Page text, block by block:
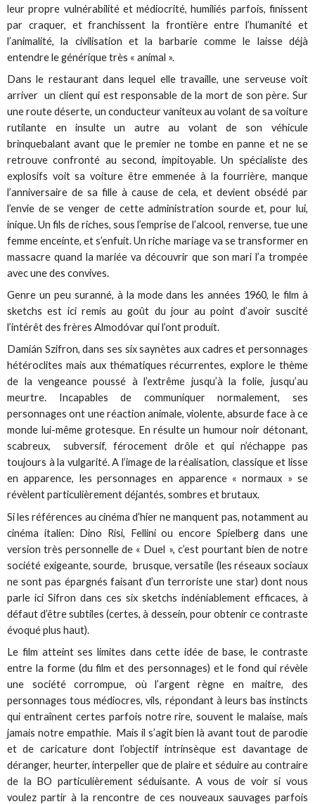
leur propre vulnérabilité et médiocrité, humiliés parfois, finissent
par craquer, et franchissent la frontière entre l’humanité et
l’animalité, la civilisation et la barbarie comme le laisse déjà
entendre le générique très « animal ».
Dans le restaurant dans lequel elle travaille, une serveuse voit
arriver un client qui est responsable de la mort de son père. Sur
une route déserte, un conducteur vaniteux au volant de sa voiture
rutilante en insulte un autre au volant de son véhicule
brinquebalant avant que le premier ne tombe en panne et ne se
retrouve confronté au second, impitoyable. Un spécialiste des
explosifs voit sa voiture être emmenée à la fourrière, manque
l’anniversaire de sa fille à cause de cela, et devient obsédé par
l’envie de se venger de cette administration sourde et, pour lui,
inique. Un fils de riches, sous l’emprise de l’alcool, renverse, tue une
femme enceinte, et s’enfuit. Un riche mariage va se transformer en
massacre quand la mariée va découvrir que son mari l’a trompée
avec une des convives.
Genre un peu suranné, à la mode dans les années 1960, le film à
sketchs est ici remis au goût du jour au point d’avoir suscité
l’intérêt des frères Almodóvar qui l’ont produit.
Damián Szifron, dans ses six saynètes aux cadres et personnages
hétéroclites mais aux thématiques récurrentes, explore le thème
de la vengeance poussé à l’extrême jusqu’à la folie, jusqu’au
meurtre. Incapables de communiquer normalement, ses
personnages ont une réaction animale, violente, absurde face à ce
monde lui-même grotesque. En résulte un humour noir détonant,
scabreux, subversif, férocement drôle et qui n’échappe pas
toujours à la vulgarité. A l’image de la réalisation, classique et lisse
en apparence, les personnages en apparence « normaux » se
révèlent particulièrement déjantés, sombres et brutaux.
Si les références au cinéma d’hier ne manquent pas, notamment au
cinéma italien: Dino Risi, Fellini ou encore Spielberg dans une
version très personnelle de « Duel », c’est pourtant bien de notre
société exigeante, sourde, brusque, versatile (les réseaux sociaux
ne sont pas épargnés faisant d’un terroriste une star) dont nous
parle ici Sifron dans ces six sketchs indéniablement efficaces, à
défaut d’être subtiles (certes, à dessein, pour obtenir ce contraste
évoqué plus haut).
Le film atteint ses limites dans cette idée de base, le contraste
entre la forme (du film et des personnages) et le fond qui révèle
une société corrompue, où l’argent règne en maitre, des
personnages tous médiocres, vils, répondant à leurs bas instincts
qui entraînent certes parfois notre rire, souvent le malaise, mais
jamais notre empathie. Mais il s’agit bien là avant tout de parodie
et de caricature dont l’objectif intrinsèque est davantage de
déranger, heurter, interpeller que de plaire et séduire au contraire
de la BO particulièrement séduisante. A vous de voir si vous
voulez partir à la rencontre de ces nouveaux sauvages parfois